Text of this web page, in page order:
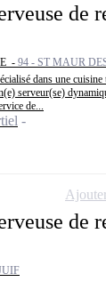
de
- 94 - ST MAUR
dans une
serveur(se)
de...
de